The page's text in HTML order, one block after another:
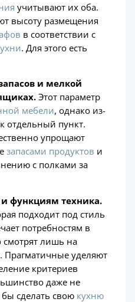
учитывают их оба.
высоту размещения
в соответствии с
. Для этого есть
и мелкой
Этот параметр
мебели, однако из-
отдельный пункт.
упрощают
запасами продуктов и
с полками за
функциям техника.
подходит под стиль
потребностям в
лишь на
уделяют
критериев
даже не
сделать свою кухню